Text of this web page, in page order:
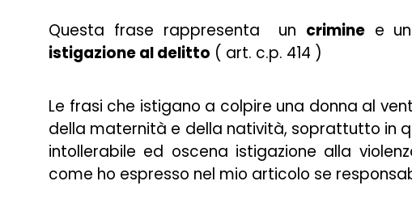
Questa frase rappresenta un criminee un
istigazione al delitto ( art. c.p. 414 )
Le frasi che istigano a colpire una donna al
della maternità e della natività, soprattutto in
intollerabile ed oscena istigazione alla
come ho espresso nel mio articolo se